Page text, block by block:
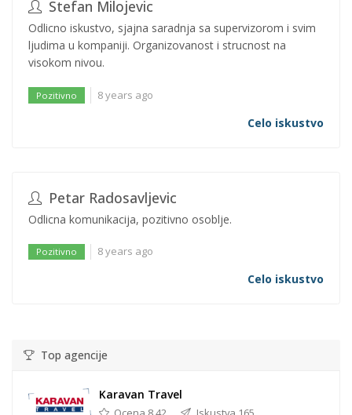
Stefan Milojevic
Odlicno iskustvo, sjajna saradnja sa supervizorom i svim
ljudima u kompaniji. Organizovanost i strucnost na
visokom nivou.
Pozitivno 8 years ago
Celo iskustvo
Petar Radosavljevic
Odlicna komunikacija, pozitivno osoblje.
Pozitivno 8 years ago
Celo iskustvo
Top agencije
Karavan Travel